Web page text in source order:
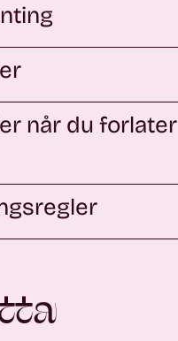
når du forlater